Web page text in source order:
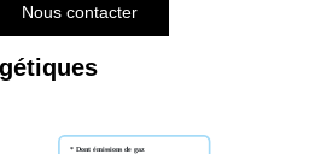
Nous contacter